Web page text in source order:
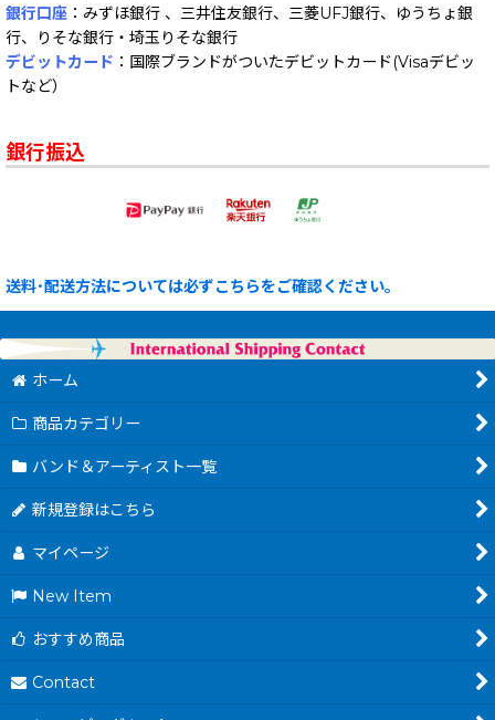
銀行口座 ：みずほ銀行 、三井住友銀行、三菱UFJ銀行、ゆうちょ銀
行、りそな銀行・埼玉りそな銀行
デビットカード ：国際ブランドがついたデビットカード(Visaデビッ
トなど）
銀行振込
送料･配送方法については必ずこちらをご確認ください。
ホーム
商品カテゴリー
バンド＆アーティスト一覧
新規登録はこちら
マイページ
New Item
おすすめ商品
Contact